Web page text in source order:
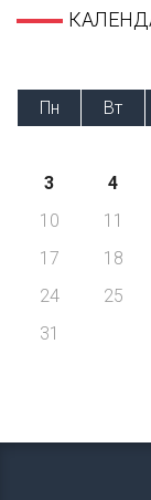
Пн
Вт
3
4
10
11
17
18
24
25
31